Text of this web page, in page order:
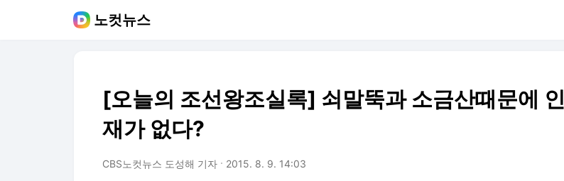
노컷뉴스
[오늘의 조선왕조실록] 쇠말뚝과 소금산때문에 인
재가 없다?
CBS노컷뉴스 도성해 기자 2015. 8. 9. 14:03